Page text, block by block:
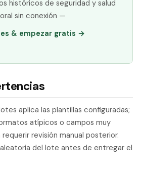
históricos de seguridad y salud
sin conexión —
& empezar gratis →
aplica las plantillas configuradas;
atípicos o campos muy
revisión manual posterior.
del lote antes de entregar el